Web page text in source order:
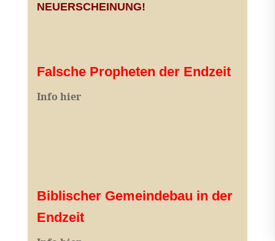
NEUERSCHEINUNG!
Falsche Propheten der Endzeit
Info hier
Biblischer Gemeindebau in der
Endzeit